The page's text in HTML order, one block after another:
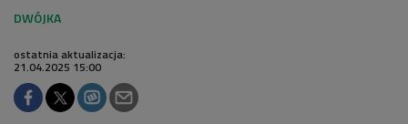
ostatnia aktualizacja:
21.04.2025 15:00